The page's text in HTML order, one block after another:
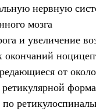
нервную
мозга
и увеличение
окончаний
от
по